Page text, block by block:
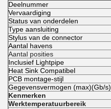
Deelnummer
Vervaardiging
Status van onderdelen
Type aansluiting
Stylus van de connector
Aantal havens
Aantal posities
Inclusief Lightpipe
Heat Sink Compatibel
PCB montage-stijl
Gegevensvermogen (max)(Gb/s)
Kenmerken
Werktemperatuurbereik